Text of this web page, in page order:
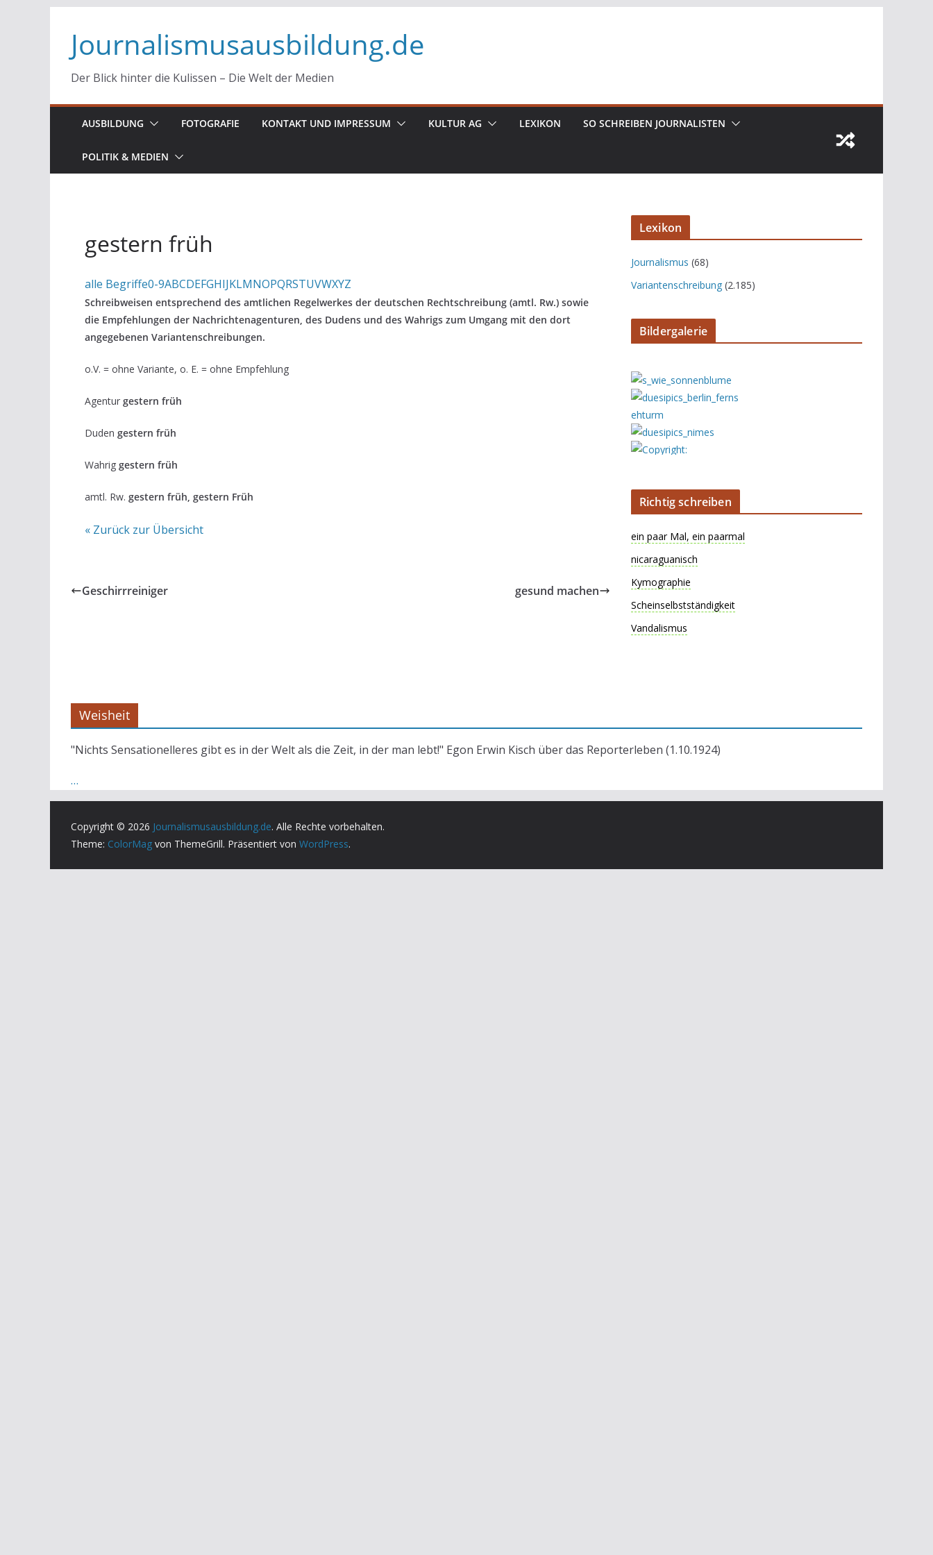
Inhalt
springen
Journalismusausbildung.de
Der Blick hinter die Kulissen – Die Welt der Medien
AUSBILDUNG FOTOGRAFIE KONTAKT UND IMPRESSUM KULTUR AG LEXIKON SO SCHREIBEN JOURNALISTEN
POLITIK & MEDIEN
gestern früh
alle Begriffe0-9ABCDEFGHIJKLMNOPQRSTUVWXYZ
Schreibweisen entsprechend des amtlichen Regelwerkes der deutschen Rechtschreibung (amtl. Rw.) sowie
die Empfehlungen der Nachrichtenagenturen, des Dudens und des Wahrigs zum Umgang mit den dort
angegebenen Variantenschreibungen.
o.V. = ohne Variante, o. E. = ohne Empfehlung
Agentur gestern früh
Duden gestern früh
Wahrig gestern früh
amtl. Rw. gestern früh, gestern Früh
« Zurück zur Übersicht
Geschirrreiniger gesund machen
Lexikon
Journalismus (68)
Variantenschreibung (2.185)
Bildergalerie
Richtig schreiben
ein paar Mal, ein paarmal
nicaraguanisch
Kymographie
Scheinselbstständigkeit
Vandalismus
Weisheit
"Nichts Sensationelleres gibt es in der Welt als die Zeit, in der man lebt!" Egon Erwin Kisch über das Reporterleben (1.10.1924)
…
Copyright © 2026 Journalismusausbildung.de. Alle Rechte vorbehalten.
Theme: ColorMag von ThemeGrill. Präsentiert von WordPress.